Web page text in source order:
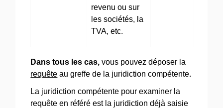
revenu ou sur
les sociétés, la
TVA, etc.
Dans tous les cas, vous pouvez déposer la
requête au greffe de la juridiction compétente.
La juridiction compétente pour examiner la
requête en référé est la juridiction déjà saisie